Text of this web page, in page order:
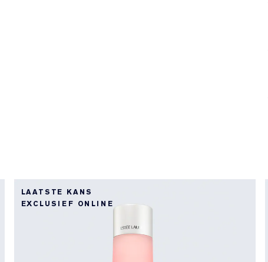
LAATSTE KANS
EXCLUSIEF ONLINE